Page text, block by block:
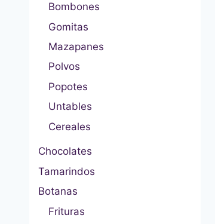
Bombones
Gomitas
Mazapanes
Polvos
Popotes
Untables
Cereales
Chocolates
Tamarindos
Botanas
Frituras